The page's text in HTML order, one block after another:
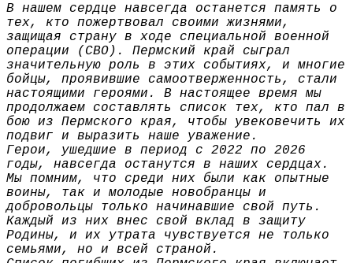
В нашем сердце навсегда останется память о
тех, кто пожертвовал своими жизнями,
защищая страну в ходе специальной военной
операции (СВО). Пермский край сыграл
значительную роль в этих событиях, и многие
бойцы, проявившие самоотверженность, стали
настоящими героями. В настоящее время мы
продолжаем составлять список тех, кто пал в
бою из Пермского края, чтобы увековечить их
подвиг и выразить наше уважение.
Герои, ушедшие в период с 2022 по 2026
годы, навсегда останутся в наших сердцах.
Мы помним, что среди них были как опытные
воины, так и молодые новобранцы и
добровольцы только начинавшие свой путь.
Каждый из них внес свой вклад в защиту
Родины, и их утрата чувствуется не только
семьями, но и всей страной.